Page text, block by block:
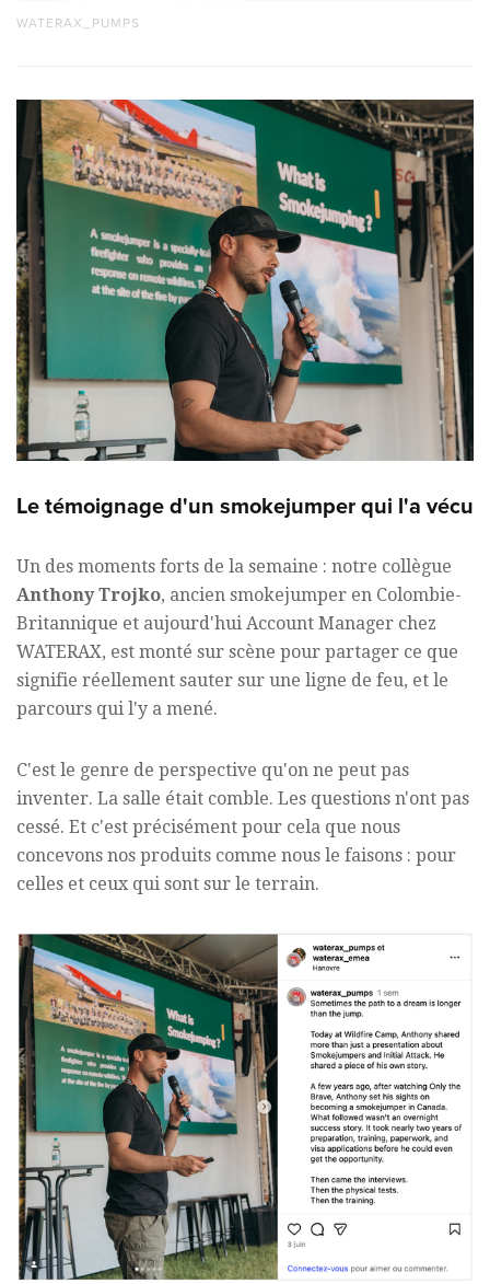
WATERAX_PUMPS
Le témoignage d'un smokejumper qui l'a vécu
Un des moments forts de la semaine : notre collègue
Anthony Trojko, ancien smokejumper en Colombie-
Britannique et aujourd'hui Account Manager chez
WATERAX, est monté sur scène pour partager ce que
signifie réellement sauter sur une ligne de feu, et le
parcours qui l'y a mené.
C'est le genre de perspective qu'on ne peut pas
inventer. La salle était comble. Les questions n'ont pas
cessé. Et c'est précisément pour cela que nous
concevons nos produits comme nous le faisons : pour
celles et ceux qui sont sur le terrain.